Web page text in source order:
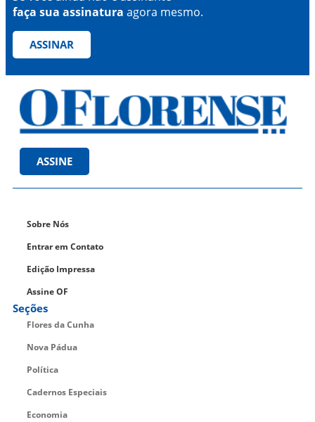
faça sua assinatura agora mesmo.
ASSINAR
ASSINE
Sobre Nós
Entrar em Contato
Edição Impressa
Assine OF
Seções
Flores da Cunha
Nova Pádua
Política
Cadernos Especiais
Economia